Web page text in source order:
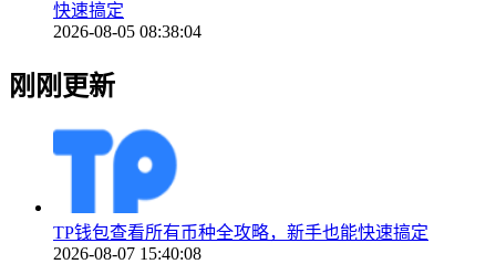
快速搞定
2026-08-05 08:38:04
刚刚更新
TP钱包查看所有币种全攻略，新手也能快速搞定
2026-08-07 15:40:08